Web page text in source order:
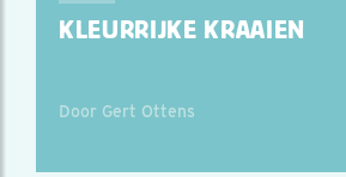
KLEURRIJKE KRAAIEN
Door Gert Ottens